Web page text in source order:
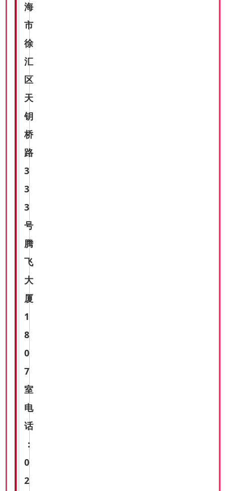
海
市
徐
汇
区
天
钥
桥
路
3
3
3
号
腾
飞
大
厦
1
8
0
7
室
电
话
：
0
2